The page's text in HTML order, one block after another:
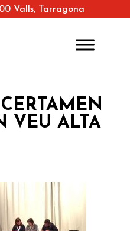
Valls, Tarragona
VEU ALTA